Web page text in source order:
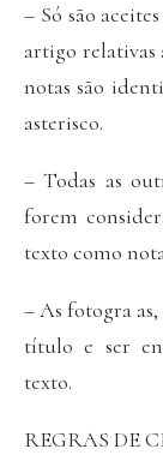
– Só são
artigo relativas
notas são
asterisco.
– Todas as
forem
texto como
– As fotogra
título e ser
texto.
REGRAS DE